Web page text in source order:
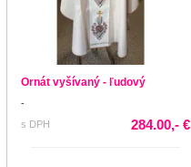
Ornát vyšívaný - ľudový
-
s DPH
284.00,- €